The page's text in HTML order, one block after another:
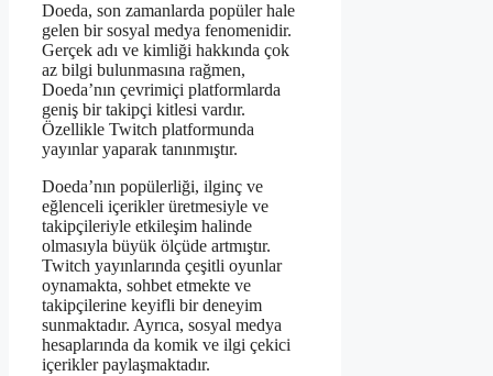
Doeda, son zamanlarda popüler hale
gelen bir sosyal medya fenomenidir.
Gerçek adı ve kimliği hakkında çok
az bilgi bulunmasına rağmen,
Doeda’nın çevrimiçi platformlarda
geniş bir takipçi kitlesi vardır.
Özellikle Twitch platformunda
yayınlar yaparak tanınmıştır.
Doeda’nın popülerliği, ilginç ve
eğlenceli içerikler üretmesiyle ve
takipçileriyle etkileşim halinde
olmasıyla büyük ölçüde artmıştır.
Twitch yayınlarında çeşitli oyunlar
oynamakta, sohbet etmekte ve
takipçilerine keyifli bir deneyim
sunmaktadır. Ayrıca, sosyal medya
hesaplarında da komik ve ilgi çekici
içerikler paylaşmaktadır.